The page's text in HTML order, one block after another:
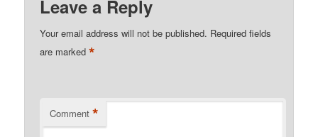
Leave a Reply
Your email address will not be published. Required fields
are marked*
Comment *